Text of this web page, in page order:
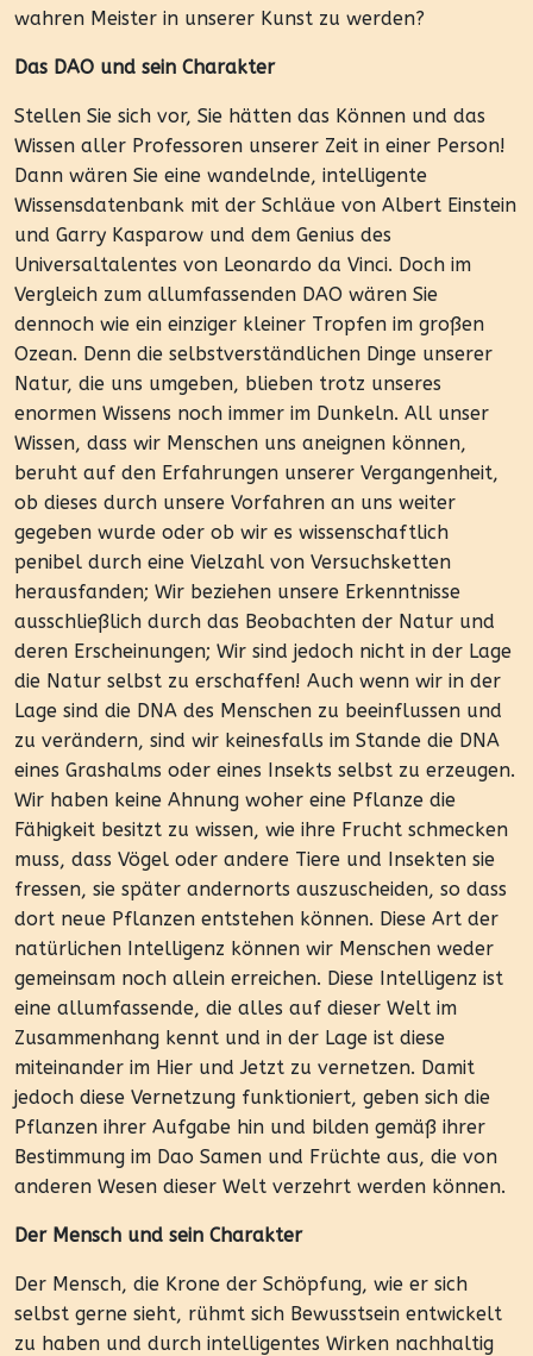
wahren Meister in unserer Kunst zu werden?
Das DAO und sein Charakter
Stellen Sie sich vor, Sie hätten das Können und das
Wissen aller Professoren unserer Zeit in einer Person!
Dann wären Sie eine wandelnde, intelligente
Wissensdatenbank mit der Schläue von Albert Einstein
und Garry Kasparow und dem Genius des
Universaltalentes von Leonardo da Vinci. Doch im
Vergleich zum allumfassenden DAO wären Sie
dennoch wie ein einziger kleiner Tropfen im großen
Ozean. Denn die selbstverständlichen Dinge unserer
Natur, die uns umgeben, blieben trotz unseres
enormen Wissens noch immer im Dunkeln. All unser
Wissen, dass wir Menschen uns aneignen können,
beruht auf den Erfahrungen unserer Vergangenheit,
ob dieses durch unsere Vorfahren an uns weiter
gegeben wurde oder ob wir es wissenschaftlich
penibel durch eine Vielzahl von Versuchsketten
herausfanden; Wir beziehen unsere Erkenntnisse
ausschließlich durch das Beobachten der Natur und
deren Erscheinungen; Wir sind jedoch nicht in der Lage
die Natur selbst zu erschaffen! Auch wenn wir in der
Lage sind die DNA des Menschen zu beeinflussen und
zu verändern, sind wir keinesfalls im Stande die DNA
eines Grashalms oder eines Insekts selbst zu erzeugen.
Wir haben keine Ahnung woher eine Pflanze die
Fähigkeit besitzt zu wissen, wie ihre Frucht schmecken
muss, dass Vögel oder andere Tiere und Insekten sie
fressen, sie später andernorts auszuscheiden, so dass
dort neue Pflanzen entstehen können. Diese Art der
natürlichen Intelligenz können wir Menschen weder
gemeinsam noch allein erreichen. Diese Intelligenz ist
eine allumfassende, die alles auf dieser Welt im
Zusammenhang kennt und in der Lage ist diese
miteinander im Hier und Jetzt zu vernetzen. Damit
jedoch diese Vernetzung funktioniert, geben sich die
Pflanzen ihrer Aufgabe hin und bilden gemäß ihrer
Bestimmung im Dao Samen und Früchte aus, die von
anderen Wesen dieser Welt verzehrt werden können.
Der Mensch und sein Charakter
Der Mensch, die Krone der Schöpfung, wie er sich
selbst gerne sieht, rühmt sich Bewusstsein entwickelt
zu haben und durch intelligentes Wirken nachhaltig